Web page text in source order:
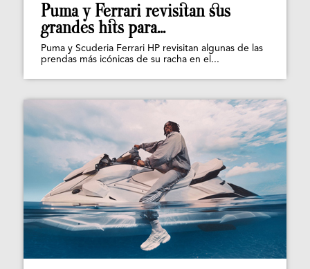
Puma y Ferrari revisitan sus
grandes hits para...
Puma y Scuderia Ferrari HP revisitan algunas de las
prendas más icónicas de su racha en el...